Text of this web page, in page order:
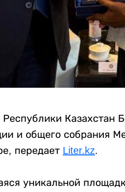
Казахстан
и общего собрания
передает Liter.kz.
уникальной